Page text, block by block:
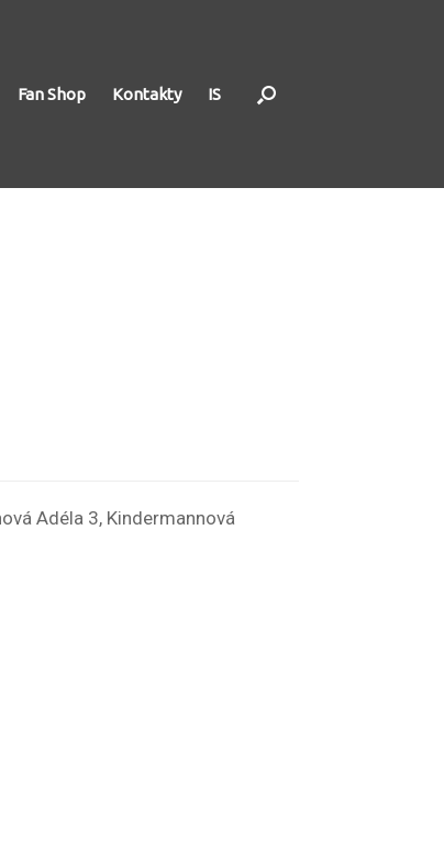
Fan Shop Kontakty IS
Adéla 3, Kindermannová